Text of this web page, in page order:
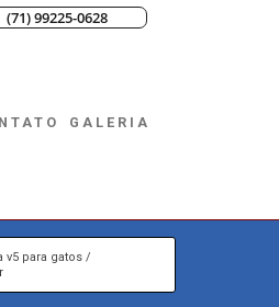
(71) 99225-0628
GALERIA
v5 para gatos